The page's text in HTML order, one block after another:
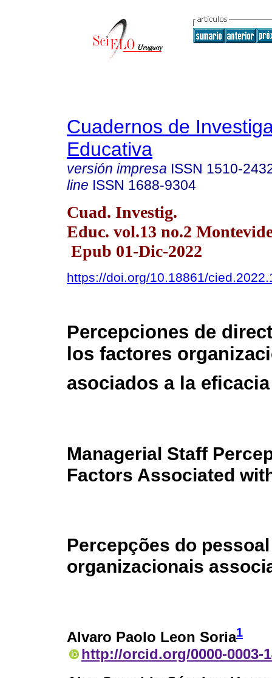
Cuadernos de
Educativa
versión impresa ISSN 1510-
line ISSN 1688-9304
Cuad. Investig.
Educ. vol.13 no.2
Epub 01-Dic-2022
https://doi.org/10.18861/
Percepciones de
los factores
asociados a la
Managerial Staff
Factors Associated
Percepções do
organizacionais
Alvaro Paolo Leon Soria1
http://orcid.org/0000-0003-